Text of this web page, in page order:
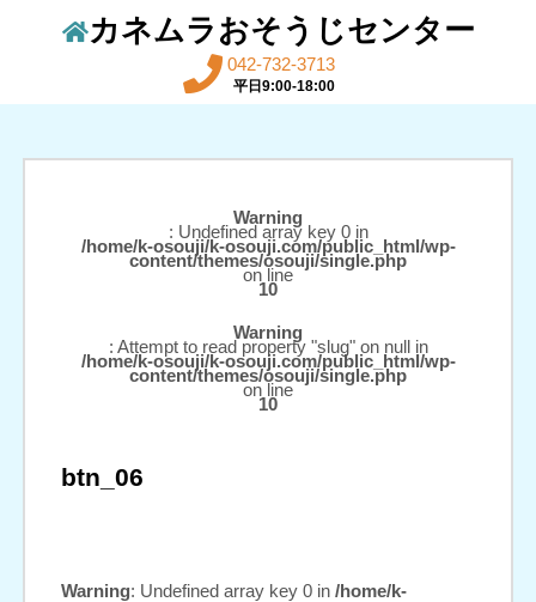
カネムラおそうじセンター
042-732-3713
平日9:00-18:00
Warning
: Undefined array key 0 in
/home/k-osouji/k-osouji.com/public_html/wp-
content/themes/osouji/single.php
on line
10
Warning
: Attempt to read property "slug" on null in
/home/k-osouji/k-osouji.com/public_html/wp-
content/themes/osouji/single.php
on line
10
btn_06
Warning: Undefined array key 0 in /home/k-